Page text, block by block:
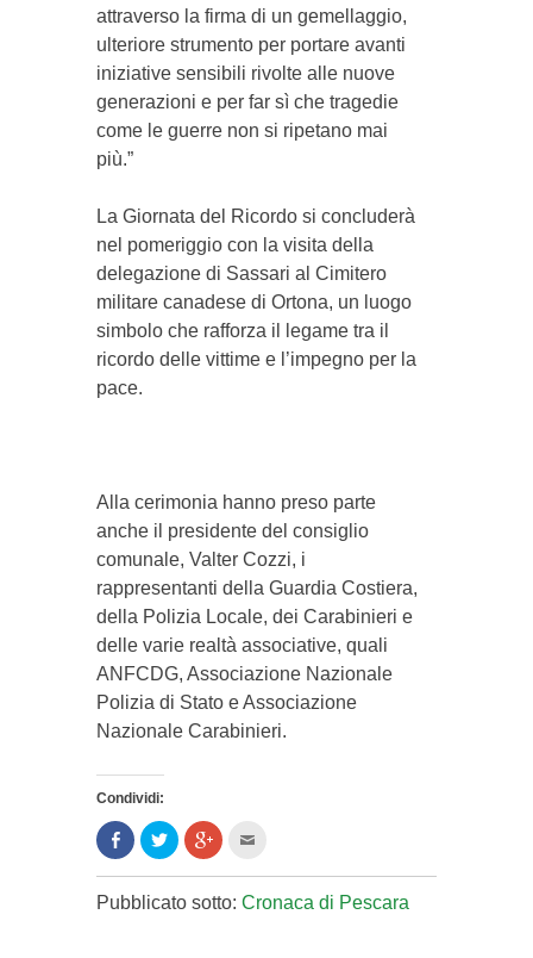
attraverso la firma di un gemellaggio,
ulteriore strumento per portare avanti
iniziative sensibili rivolte alle nuove
generazioni e per far sì che tragedie
come le guerre non si ripetano mai
più.”
La Giornata del Ricordo si concluderà
nel pomeriggio con la visita della
delegazione di Sassari al Cimitero
militare canadese di Ortona, un luogo
simbolo che rafforza il legame tra il
ricordo delle vittime e l’impegno per la
pace.
Alla cerimonia hanno preso parte
anche il presidente del consiglio
comunale, Valter Cozzi, i
rappresentanti della Guardia Costiera,
della Polizia Locale, dei Carabinieri e
delle varie realtà associative, quali
ANFCDG, Associazione Nazionale
Polizia di Stato e Associazione
Nazionale Carabinieri.
Condividi:
Condividi
su
(Si
apre
in
Clicca
per
su
Twitter
(Si
Clicca
per
su
Google+
(Si
l'articolo
via
mail
Pubblicato sotto: Cronaca di Pescara